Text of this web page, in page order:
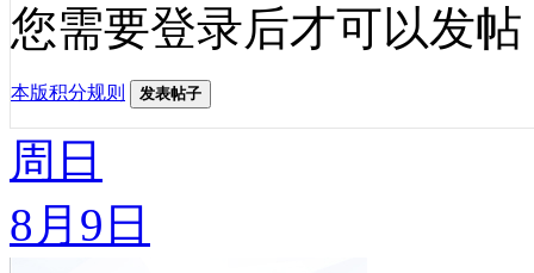
您需要登录后才可以发帖
本版积分规则 发表帖子
周日
8月9日